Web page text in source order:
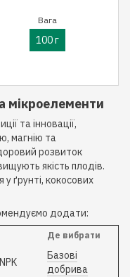
Вага
100 г
мікроелементи
та інновації,
магнію та
розвиток
якість плодів.
ґрунті, кокосових
додати:
Де вибрати
Базові
добрива